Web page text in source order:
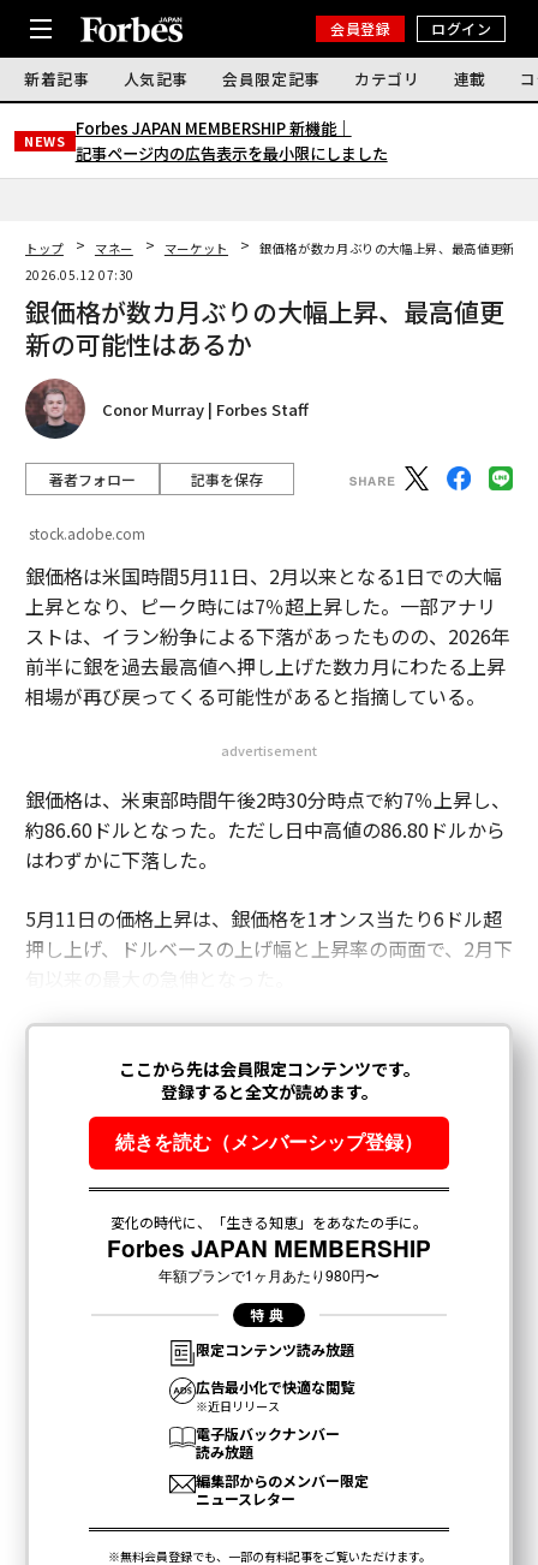
会員登録 ログイン
新着記事 人気記事 会員限定記事 カテゴリ 連載
NEWS
Forbes JAPAN MEMBERSHIP 新機能｜
記事ページ内の広告表示を最小限にしました
トップ マネー マーケット
銀価格が数カ月ぶりの大幅上昇、最高値更新の
2026.05.12 07:30
銀価格が数カ月ぶりの大幅上昇、最高値更
新の可能性はあるか
Conor Murray | Forbes Staff
著者フォロー 記事を保存
stock.adobe.com
銀価格は米国時間5月11日、2月以来となる1日での大幅
上昇となり、ピーク時には7％超上昇した。一部アナリ
ストは、イラン紛争による下落があったものの、2026年
前半に銀を過去最高値へ押し上げた数カ月にわたる上昇
相場が再び戻ってくる可能性があると指摘している。
advertisement
銀価格は、米東部時間午後2時30分時点で約7％上昇し、
約86.60ドルとなった。ただし日中高値の86.80ドルから
はわずかに下落した。
5月11日の価格上昇は、銀価格を1オンス当たり6ドル超
押し上げ、ドルベースの上げ幅と上昇率の両面で、2月下